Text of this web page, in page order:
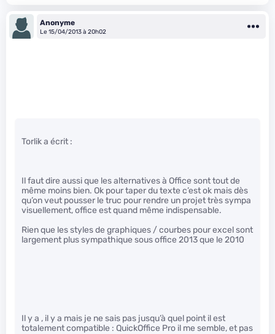
Anonyme
Le 15/04/2013 à 20h02
Torlik a écrit :
Il faut dire aussi que les alternatives à Office sont tout de
même moins bien. Ok pour taper du texte c’est ok mais dès
qu’on veut pousser le truc pour rendre un projet très sympa
visuellement, office est quand même indispensable.
Rien que les styles de graphiques / courbes pour excel sont
largement plus sympathique sous office 2013 que le 2010
Il y a , il y a mais je ne sais pas jusqu’à quel point il est
totalement compatible : QuickOffice Pro il me semble, et pas